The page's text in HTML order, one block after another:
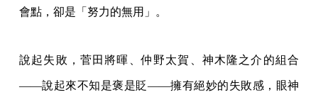
會點，卻是「努力的無用」。
說起失敗，菅田將暉、仲野太賀、神木隆之介的組合
——說起來不知是褒是貶——擁有絕妙的失敗感，眼神